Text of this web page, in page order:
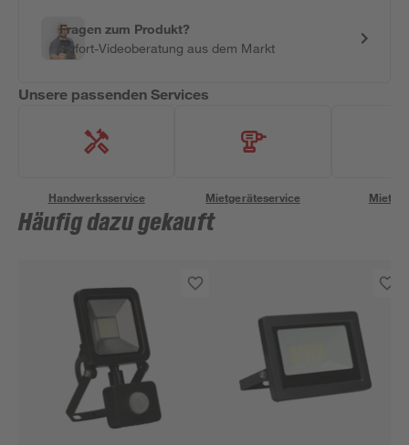
Fragen zum Produkt?
Sofort-Videoberatung aus dem Markt
Unsere passenden Services
Handwerksservice Mietgeräteservice
Häufig dazu gekauft